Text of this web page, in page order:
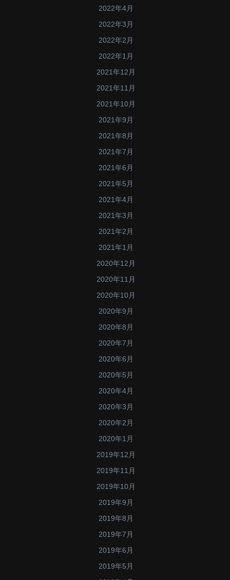
2022年4月
2022年3月
2022年2月
2022年1月
2021年12月
2021年11月
2021年10月
2021年9月
2021年8月
2021年7月
2021年6月
2021年5月
2021年4月
2021年3月
2021年2月
2021年1月
2020年12月
2020年11月
2020年10月
2020年9月
2020年8月
2020年7月
2020年6月
2020年5月
2020年4月
2020年3月
2020年2月
2020年1月
2019年12月
2019年11月
2019年10月
2019年9月
2019年8月
2019年7月
2019年6月
2019年5月